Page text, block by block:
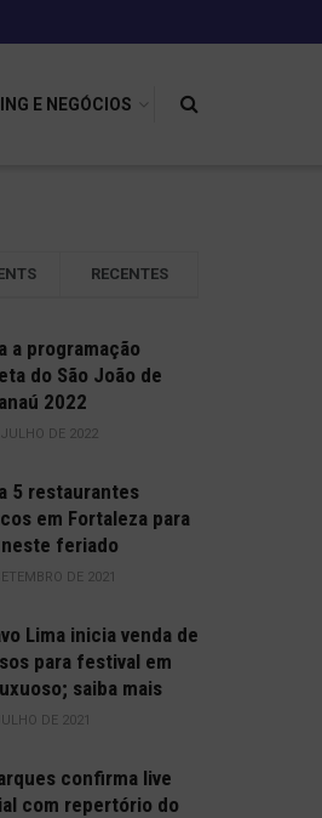
E NEGÓCIOS
RECENTES
a programação
do São João de
2022
JULHO DE 2022
5 restaurantes
em Fortaleza para
feriado
DE 2021
Lima inicia venda de
para festival em
saiba mais
DE 2021
confirma live
com repertório do